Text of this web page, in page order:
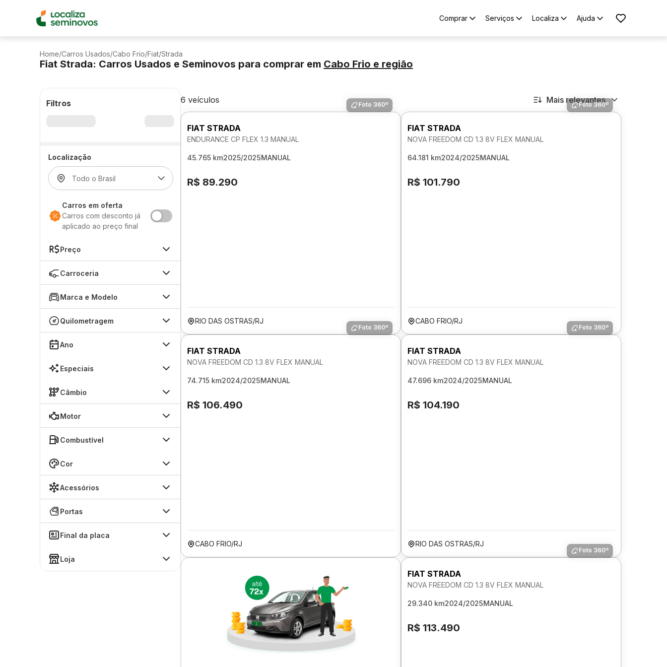
Comprar Serviços Localiza Ajuda
Home/Carros Usados/Cabo Frio/Fiat/Strada
Fiat Strada: Carros Usados e Seminovos para comprar em Cabo Frio e região
Filtros
Localização
Carros em oferta
Carros com desconto já
aplicado ao preço final
Preço
Carroceria
Marca e Modelo
Quilometragem
Ano
Especiais
Câmbio
Motor
Combustível
Cor
Acessórios
Portas
Final da placa
Loja
6 veículos Mais relevantes
Foto 360º
FIAT STRADA
ENDURANCE CP FLEX 1.3 MANUAL
45.765 km2025/2025MANUAL
R$ 89.290
RIO DAS OSTRAS/RJ
Foto 360º
FIAT STRADA
NOVA FREEDOM CD 1.3 8V FLEX MANUAL
64.181 km2024/2025MANUAL
R$ 101.790
CABO FRIO/RJ
Foto 360º
FIAT STRADA
NOVA FREEDOM CD 1.3 8V FLEX MANUAL
74.715 km2024/2025MANUAL
R$ 106.490
CABO FRIO/RJ
Foto 360º
FIAT STRADA
NOVA FREEDOM CD 1.3 8V FLEX MANUAL
47.696 km2024/2025MANUAL
R$ 104.190
RIO DAS OSTRAS/RJ
Foto 360º
FIAT STRADA
NOVA FREEDOM CD 1.3 8V FLEX MANUAL
29.340 km2024/2025MANUAL
R$ 113.490